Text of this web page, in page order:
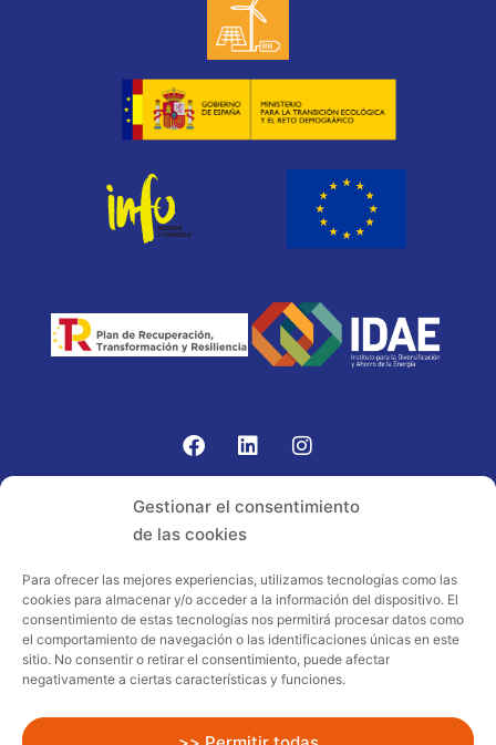
Gestionar el consentimiento
de las cookies
Para ofrecer las mejores experiencias, utilizamos tecnologías como las
cookies para almacenar y/o acceder a la información del dispositivo. El
consentimiento de estas tecnologías nos permitirá procesar datos como
el comportamiento de navegación o las identificaciones únicas en este
sitio. No consentir o retirar el consentimiento, puede afectar
negativamente a ciertas características y funciones.
Proyecto acogido al programa de
incentivos ligados al autoconsumo y
almacenamiento, con fuentes de energía
renovables, así como a la implantación
sector residencial en el marco del Plan